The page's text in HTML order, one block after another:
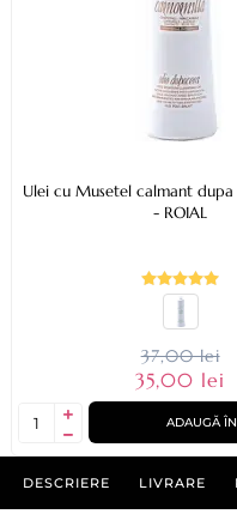
Ulei cu Musetel calmant
- ROIAL
37,00 lei
35,00 lei
ADAUGĂ
DESCRIERE LIVRARE